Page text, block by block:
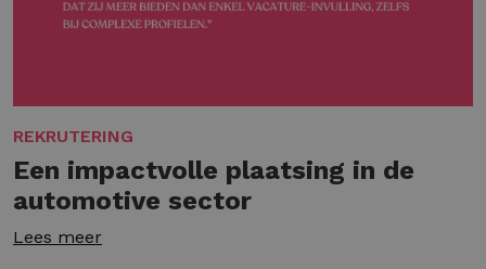
REKRUTERING
Een impactvolle plaatsing in de
automotive sector
Lees meer